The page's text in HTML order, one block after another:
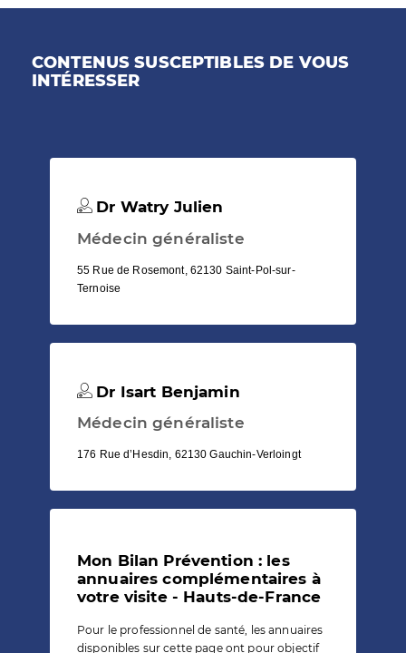
CONTENUS SUSCEPTIBLES DE VOUS
INTÉRESSER
Dr Watry Julien
Médecin généraliste
55 Rue de Rosemont, 62130 Saint-Pol-sur-
Ternoise
Dr Isart Benjamin
Médecin généraliste
176 Rue d’Hesdin, 62130 Gauchin-Verloingt
Mon Bilan Prévention : les
annuaires complémentaires à
votre visite - Hauts-de-France
Pour le professionnel de santé, les annuaires
disponibles sur cette page ont pour objectif